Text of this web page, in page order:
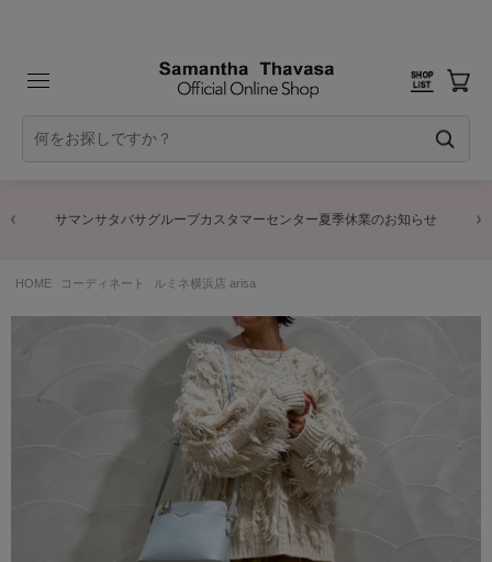
サマンサタバサグループカスタマーセンター夏季休業のお知らせ
HOME コーディネート ルミネ横浜店 arisa